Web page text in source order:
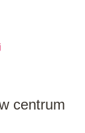
centrum